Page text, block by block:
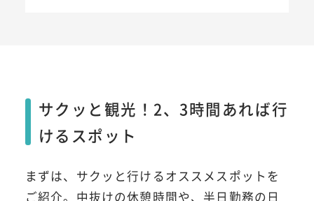
サクッと観光！2、3時間あれば行
けるスポット
まずは、サクッと行けるオススメスポットを
ご紹介。中抜けの休憩時間や、半日勤務の日